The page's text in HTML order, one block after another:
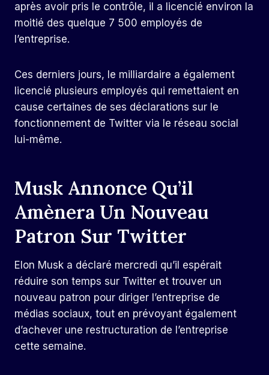
après avoir pris le contrôle, il a licencié environ la
moitié des quelque 7 500 employés de
l’entreprise.
Ces derniers jours, le milliardaire a également
licencié plusieurs employés qui remettaient en
cause certaines de ses déclarations sur le
fonctionnement de Twitter via le réseau social
lui-même.
Musk Annonce Qu’il
Amènera Un Nouveau
Patron Sur Twitter
Elon Musk a déclaré mercredi qu’il espérait
réduire son temps sur Twitter et trouver un
nouveau patron pour diriger l’entreprise de
médias sociaux, tout en prévoyant également
d’achever une restructuration de l’entreprise
cette semaine.